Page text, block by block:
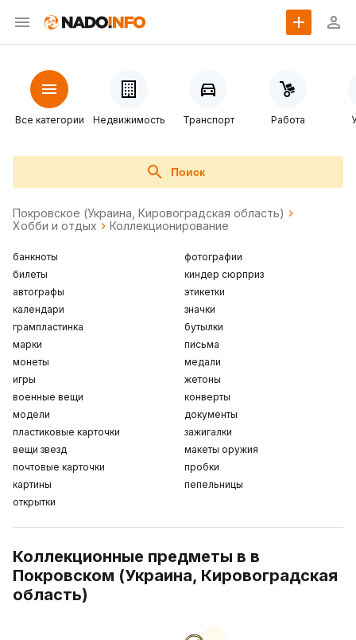
Все категории Недвижимость Транспорт Работа
Поиск
Покровское (Украина, Кировоградская область)
Хобби и отдых
Коллекционирование
банкноты
билеты
автографы
календари
грампластинка
марки
монеты
игры
военные вещи
модели
пластиковые карточки
вещи звезд
почтовые карточки
картины
открытки
фотографии
киндер сюрприз
этикетки
значки
бутылки
письма
медали
жетоны
конверты
документы
зажигалки
макеты оружия
пробки
пепельницы
Коллекционные предметы в в
Покровском (Украина, Кировоградская
область)